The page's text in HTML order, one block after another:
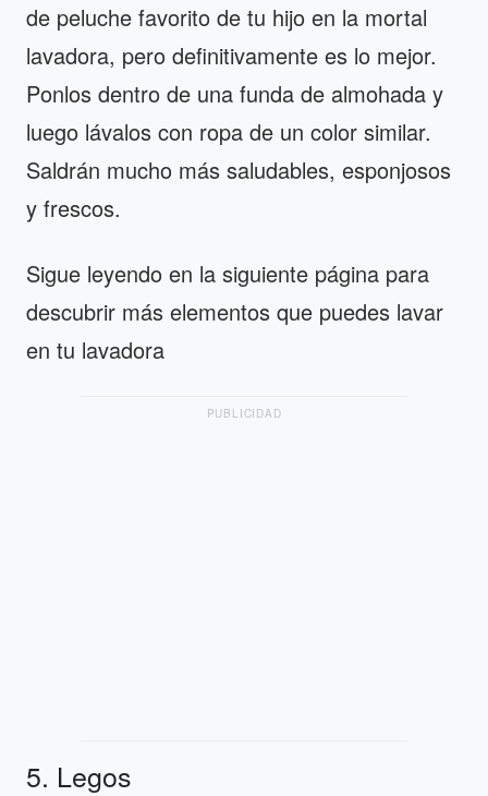
de peluche favorito de tu hijo en la mortal
lavadora, pero definitivamente es lo mejor.
Ponlos dentro de una funda de almohada y
luego lávalos con ropa de un color similar.
Saldrán mucho más saludables, esponjosos
y frescos.
Sigue leyendo en la siguiente página para
descubrir más elementos que puedes lavar
en tu lavadora
PUBLICIDAD
5. Legos